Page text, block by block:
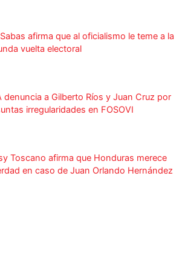
afirma que al oficialismo le teme a la
vuelta electoral
denuncia a Gilberto Ríos y Juan Cruz por
irregularidades en FOSOVI
Toscano afirma que Honduras merece
en caso de Juan Orlando Hernández